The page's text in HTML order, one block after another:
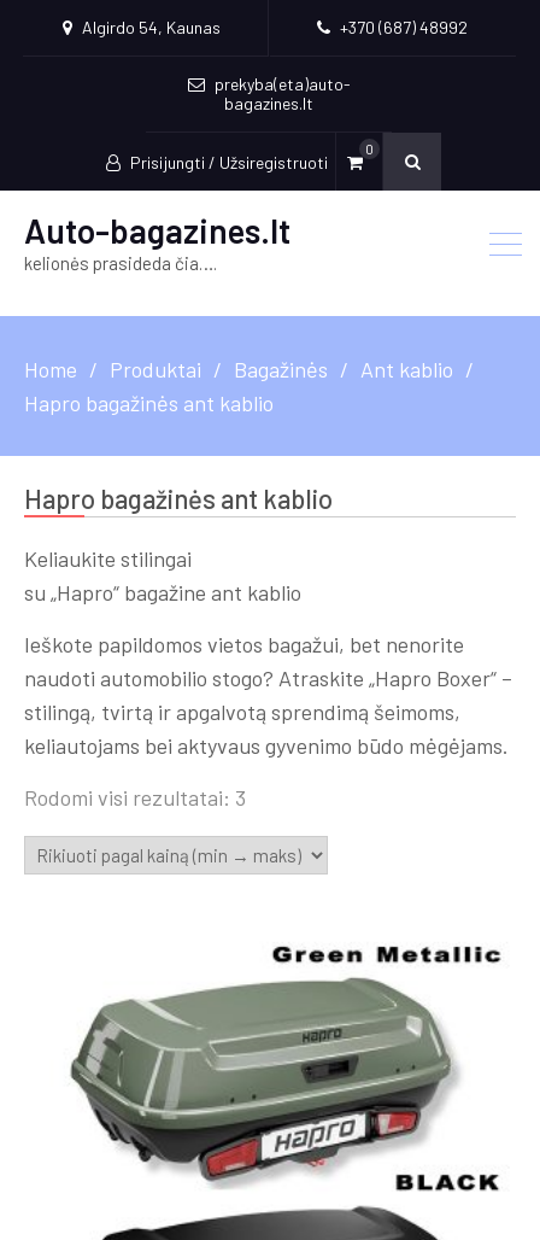
Algirdo 54, Kaunas +370 (687) 48992
prekyba(eta)auto-
bagazines.lt
Prisijungti / Užsiregistruoti
0
Auto-bagazines.lt
kelionės prasideda čia….
Home Produktai Bagažinės
Ant kablio
Hapro bagažinės ant kablio
Hapro bagažinės ant kablio
Keliaukite stilingai
su „Hapro“ bagažine ant kablio
Ieškote papildomos vietos bagažui, bet nenorite
naudoti automobilio stogo? Atraskite „Hapro Boxer“ –
stilingą, tvirtą ir apgalvotą sprendimą šeimoms,
keliautojams bei aktyvaus gyvenimo būdo mėgėjams.
Rodomi visi rezultatai: 3
pagal
kainą: